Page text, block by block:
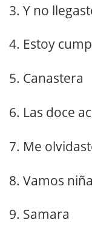
3. Y no
4. Estoy
5. Canastera
6. Las doce
7. Me
8. Vamos
9. Samara